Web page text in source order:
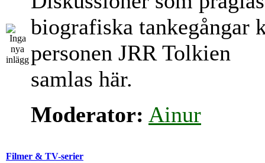
biografiska tankegångar
personen JRR Tolkien
samlas här.
Moderator: Ainur
Filmer & TV-serier